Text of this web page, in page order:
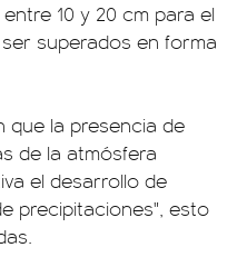
10 y 20 cm para el
superados en forma
la presencia de
de la atmósfera
el desarrollo de
precipitaciones", esto